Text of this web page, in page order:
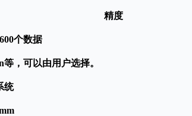
精度
个数据
等，可以由用户选择。
统